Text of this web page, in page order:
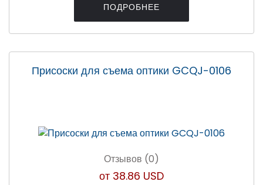
ПОДРОБНЕЕ
Присоски для съема оптики GCQJ-0106
Отзывов (0)
от 38.86 USD